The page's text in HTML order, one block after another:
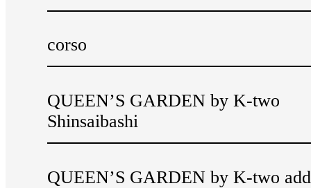
corso
QUEEN’S GARDEN by K-two
Shinsaibashi
QUEEN’S GARDEN by K-two add